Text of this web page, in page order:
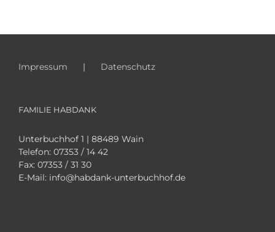
Impressum Datenschutz
FAMILIE HABDANK
Unterbuchhof 1 | 88489 Wain
Telefon: 07353 / 14 42
Fax: 07353 / 31 30
E-Mail: info@habdank-unterbuchhof.de